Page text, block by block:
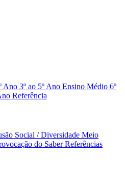
Ano 3º ao 5º Ano Ensino Médio 6º
Referência
Social / Diversidade Meio
do SaberReferências